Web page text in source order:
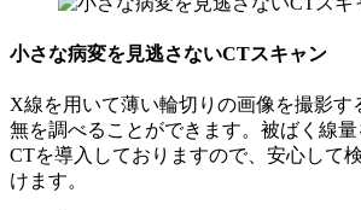
小さな病変を見逃さないCTスキャン
X線を用いて薄い輪切りの画像を撮影す
無を調べることができます。被ばく線
CTを導入しておりますので、安心して
けます。